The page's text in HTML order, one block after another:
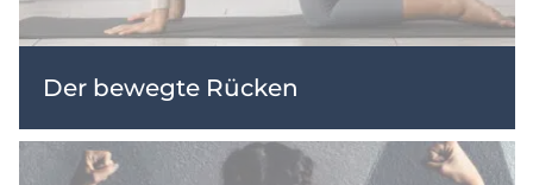
Der bewegte Rücken